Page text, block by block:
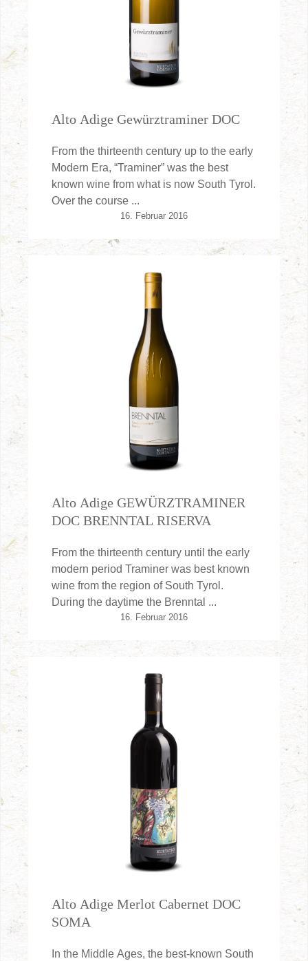
Alto Adige Gewürztraminer DOC
From the thirteenth century up to the early
Modern Era, “Traminer” was the best
known wine from what is now South Tyrol.
Over the course ...
16. Februar 2016
Alto Adige GEWÜRZTRAMINER
DOC BRENNTAL RISERVA
From the thirteenth century until the early
modern period Traminer was best known
wine from the region of South Tyrol.
During the daytime the Brenntal ...
16. Februar 2016
Alto Adige Merlot Cabernet DOC
SOMA
In the Middle Ages, the best-known South